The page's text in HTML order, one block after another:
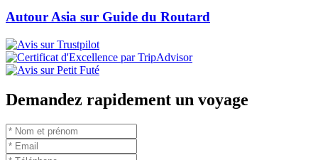
Autour Asia sur Guide du Routard
Demandez rapidement un voyage